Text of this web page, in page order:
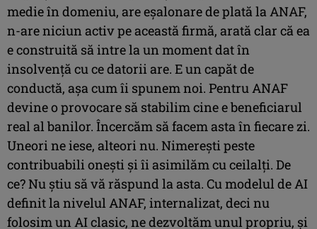
medie în domeniu, are eşalonare de plată la ANAF,
n-are niciun activ pe această firmă, arată clar că ea
e construită să intre la un moment dat în
insolvenţă cu ce datorii are. E un capăt de
conductă, aşa cum îi spunem noi. Pentru ANAF
devine o provocare să stabilim cine e beneficiarul
real al banilor. Încercăm să facem asta în fiecare zi.
Uneori ne iese, alteori nu. Nimereşti peste
contribuabili oneşti şi îi asimilăm cu ceilalţi. De
ce? Nu ştiu să vă răspund la asta. Cu modelul de AI
definit la nivelul ANAF, internalizat, deci nu
folosim un AI clasic, ne dezvoltăm unul propriu, şi